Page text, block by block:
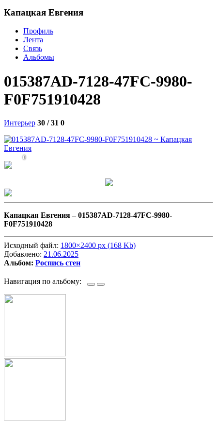
Капацкая Евгения
Профиль
Лента
Связь
Альбомы
015387AD-7128-47FC-9980-
F0F751910428
Интерьер 30 / 31 0
0
Капацкая Евгения –015387AD-7128-47FC-9980-
F0F751910428
Исходный файл: 1800×2400 px (168 Kb)
Добавлено: 21.06.2025
Альбом: Роспись стен
Навигация по альбому: